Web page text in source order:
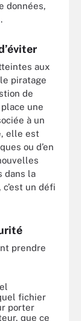
données,
aux
piratage
de
une
à un
elle est
ou d’en
dans la
un défi
prendre
fichier
porter
que ce